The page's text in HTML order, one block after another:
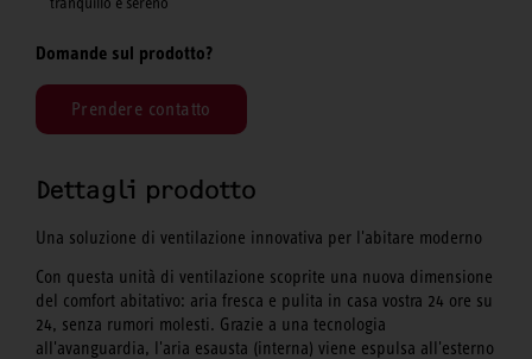
Domande sul prodotto?
Prendere contatto
Dettagli prodotto
Una soluzione di ventilazione innovativa per l'abitare moderno
Con questa unità di ventilazione scoprite una nuova dimensione
del comfort abitativo: aria fresca e pulita in casa vostra 24 ore su
24, senza rumori molesti. Grazie a una tecnologia
all'avanguardia, l'aria esausta (interna) viene espulsa all'esterno